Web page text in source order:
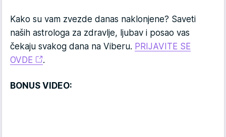
Kako su vam zvezde danas naklonjene? Saveti
naših astrologa za zdravlje, ljubav i posao vas
čekaju svakog dana na Viberu. PRIJAVITE SE
OVDE
.
BONUS VIDEO: